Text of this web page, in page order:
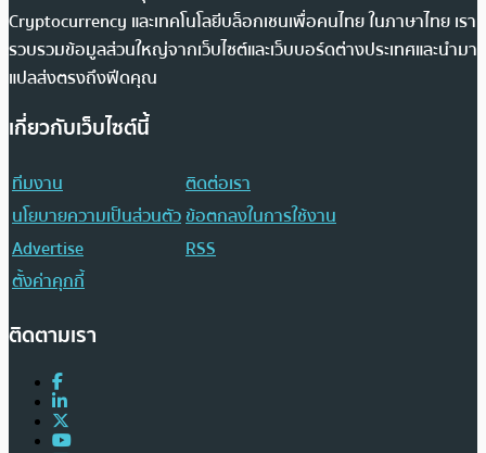
Cryptocurrency และเทคโนโลยีบล็อกเชนเพื่อคนไทย ในภาษาไทย เรา
รวบรวมข้อมูลส่วนใหญ่จากเว็บไซต์และเว็บบอร์ดต่างประเทศและนำมา
แปลส่งตรงถึงฟีดคุณ
เกี่ยวกับเว็บไซต์นี้
ทีมงาน
ติดต่อเรา
นโยบายความเป็นส่วนตัวข้อตกลงในการใช้งาน
Advertise
RSS
ตั้งค่าคุกกี้
ติดตามเรา